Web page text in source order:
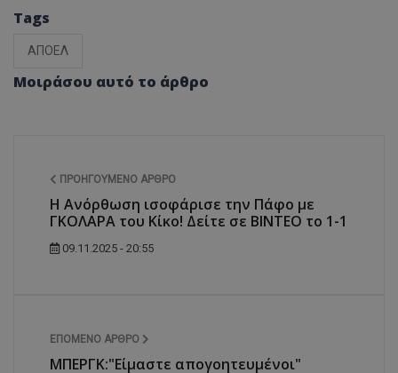
Tags
ΑΠΟΕΛ
Μοιράσου αυτό το άρθρο
ΠΡΟΗΓΟΎΜΕΝΟ ΆΡΘΡΟ
Η Ανόρθωση ισοφάρισε την Πάφο με
ΓΚΟΛΑΡΑ του Κίκο! Δείτε σε ΒΙΝΤΕΟ το 1-1
09.11.2025 - 20:55
ΕΠΌΜΕΝΟ ΆΡΘΡΟ
ΜΠΕΡΓΚ:"Είμαστε απογοητευμένοι"